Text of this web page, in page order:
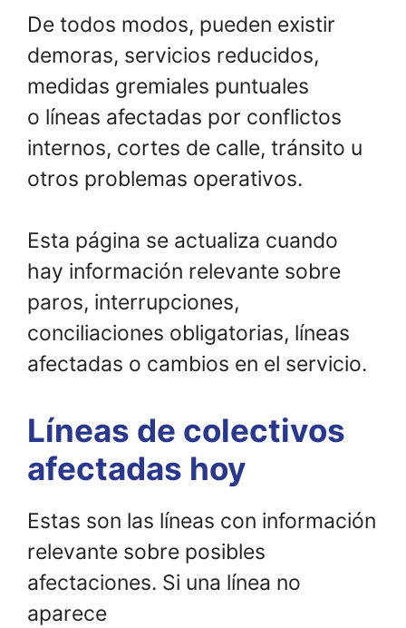
De todos modos, pueden existir
demoras, servicios reducidos,
medidas gremiales puntuales
o líneas afectadas por conflictos
internos, cortes de calle, tránsito u
otros problemas operativos.
Esta página se actualiza cuando
hay información relevante sobre
paros, interrupciones,
conciliaciones obligatorias, líneas
afectadas o cambios en el servicio.
Líneas de colectivos
afectadas hoy
Estas son las líneas con información
relevante sobre posibles
afectaciones. Si una línea no
aparece